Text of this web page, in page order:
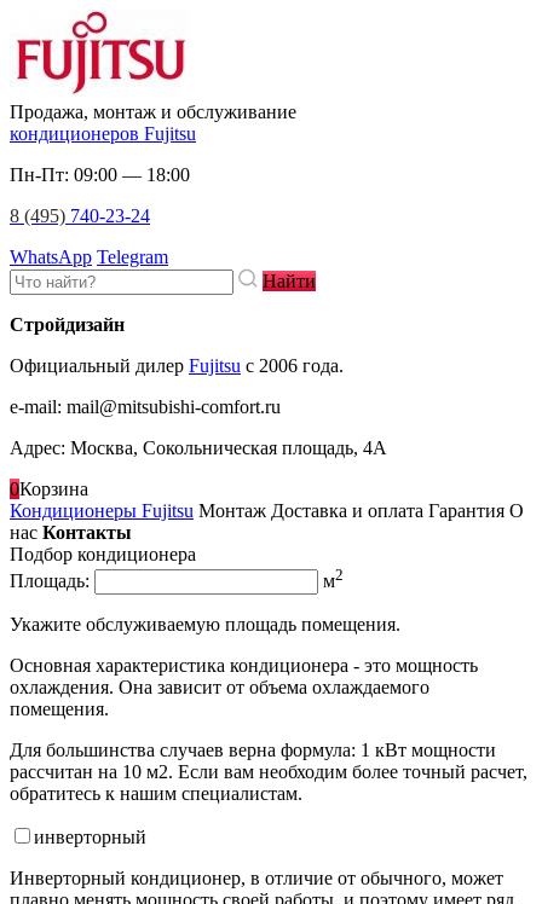
Продажа, монтаж и обслуживание
кондиционеров Fujitsu
Пн-Пт: 09:00 — 18:00
8 (495) 740-23-24
WhatsApp Telegram
Найти
Стройдизайн
Официальный дилер Fujitsu c 2006 года.
e-mail: mail@mitsubishi-comfort.ru
Адрес: Москва, Сокольническая площадь, 4А
0Корзина
Кондиционеры Fujitsu Монтаж Доставка и оплата Гарантия О
нас Контакты
Подбор кондиционера
Площадь:
м2
Укажите обслуживаемую площадь помещения.
Основная характеристика кондиционера - это мощность
охлаждения. Она зависит от объема охлаждаемого
помещения.
Для большинства случаев верна формула: 1 кВт мощности
рассчитан на 10 м2. Если вам необходим более точный расчет,
обратитесь к нашим специалистам.
инверторный
Инверторный кондиционер, в отличие от обычного, может